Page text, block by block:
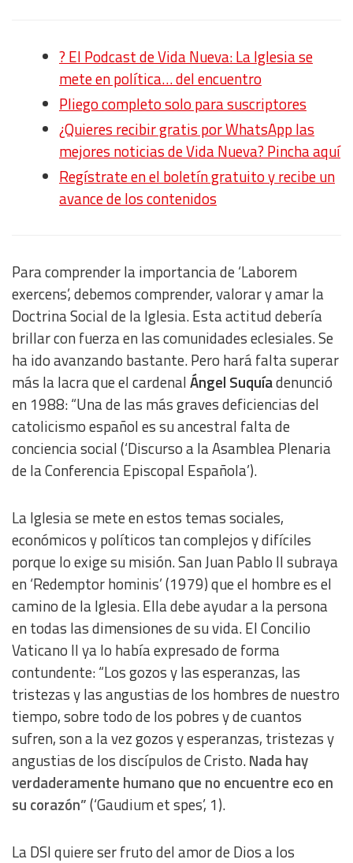
?️ El Podcast de Vida Nueva: La Iglesia se
mete en política… del encuentro
Pliego completo solo para suscriptores
¿Quieres recibir gratis por WhatsApp las
mejores noticias de Vida Nueva? Pincha aquí
Regístrate en el boletín gratuito y recibe un
avance de los contenidos
Para comprender la importancia de ‘Laborem
exercens’, debemos comprender, valorar y amar la
Doctrina Social de la Iglesia. Esta actitud debería
brillar con fuerza en las comunidades eclesiales. Se
ha ido avanzando bastante. Pero hará falta superar
más la lacra que el cardenalÁngel Suquíadenunció
en 1988: “Una de las más graves deficiencias del
catolicismo español es su ancestral falta de
conciencia social (‘Discurso a la Asamblea Plenaria
de la Conferencia Episcopal Española’).
La Iglesia se mete en estos temas sociales,
económicos y políticos tan complejos y difíciles
porque lo exige su misión. San Juan Pablo II subraya
en ‘Redemptor hominis’ (1979) que el hombre es el
camino de la Iglesia. Ella debe ayudar a la persona
en todas las dimensiones de su vida. El Concilio
Vaticano II ya lo había expresado de forma
contundente: “Los gozos y las esperanzas, las
tristezas y las angustias de los hombres de nuestro
tiempo, sobre todo de los pobres y de cuantos
sufren, son a la vez gozos y esperanzas, tristezas y
angustias de los discípulos de Cristo.Nada hay
verdaderamente humano que no encuentre eco en
su corazón”(‘Gaudium et spes’, 1).
La DSI quiere ser fruto del amor de Dios a los